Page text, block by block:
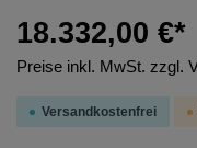
18.332,00 €*
Preise inkl. MwSt. zzgl.
Versandkostenfrei